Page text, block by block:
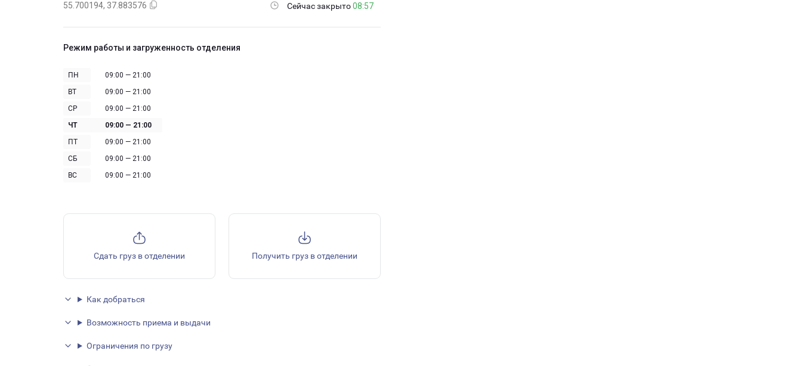
55.700194, 37.883576
Сейчас закрыто 08:57
Режим работы и загруженность отделения
ПН
09:00 — 21:00
ВТ
09:00 — 21:00
СР
09:00 — 21:00
ЧТ
09:00 — 21:00
ПТ
09:00 — 21:00
СБ
09:00 — 21:00
ВС
09:00 — 21:00
Сдать груз в отделении Получить груз в отделении
Как добраться
Возможность приема и выдачи
Ограничения по грузу